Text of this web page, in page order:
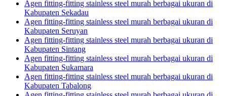
Agen fitting-fitting stainless steel murah berbagai ukuran di
Kabupaten Sekadau
Agen fitting-fitting stainless steel murah berbagai ukuran di
Kabupaten Seruyan
Agen fitting-fitting stainless steel murah berbagai ukuran di
Kabupaten Sintang
Agen fitting-fitting stainless steel murah berbagai ukuran di
Kabupaten Sukamara
Agen fitting-fitting stainless steel murah berbagai ukuran di
Kabupaten Tabalong